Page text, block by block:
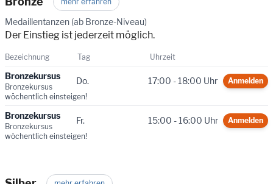
Medaillentanzen (ab Bronze-Niveau)
Der Einstieg ist jederzeit möglich.
Bezeichnung Tag Uhrzeit
Bronzekursus
Bronzekursus
Do. 17:00 - 18:00 Uhr
Anmelden
wöchentlich einsteigen!
Bronzekursus
Bronzekursus
Fr. 15:00 - 16:00 Uhr
Anmelden
wöchentlich einsteigen!